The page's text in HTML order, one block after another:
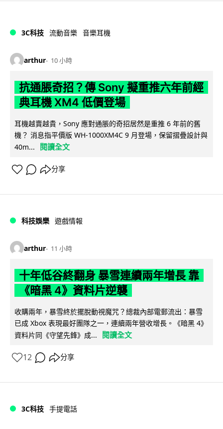
3C科技 流動音樂 音樂耳機
arthur 10 小時
抗通脹奇招？傳 Sony 擬重推六年前經
典耳機 XM4 低價登場
耳機越賣越貴，Sony 應對通脹的奇招居然是重推 6 年前的舊
機？ 消息指平價版 WH-1000XM4C 9 月登場，保留摺疊設計與
40m...
閱讀全文
分享
科技娛樂 遊戲情報
arthur 11 小時
十年低谷終翻身 暴雪連續兩年增長 靠
《暗黑 4》資料片逆襲
收購兩年，暴雪終於擺脫動視魔咒？總裁內部電郵流出：暴雪
已成 Xbox 表現最好團隊之一，連續兩年營收增長。《暗黑 4》
資料片同《守望先鋒》成...
閱讀全文
12 分享
3C科技 手提電話